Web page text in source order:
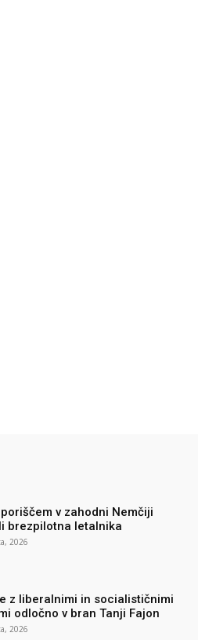
v zahodni Nemčiji
brezpilotna letalnika
2026
z liberalnimi in socialističnimi
odločno v bran Tanji Fajon
2026